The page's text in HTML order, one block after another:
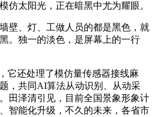
仿太阳光，正在暗黑中尤为耀眼。
、灯、工做人员的都是黑色，就
。独一的淡色，是屏幕上的一行
还处理了模仿量传感器接线麻
，共同AI算法从动识别、从动采
田泽清引见，目前全国景象形象计
智能化升级，不久的未来，各省市